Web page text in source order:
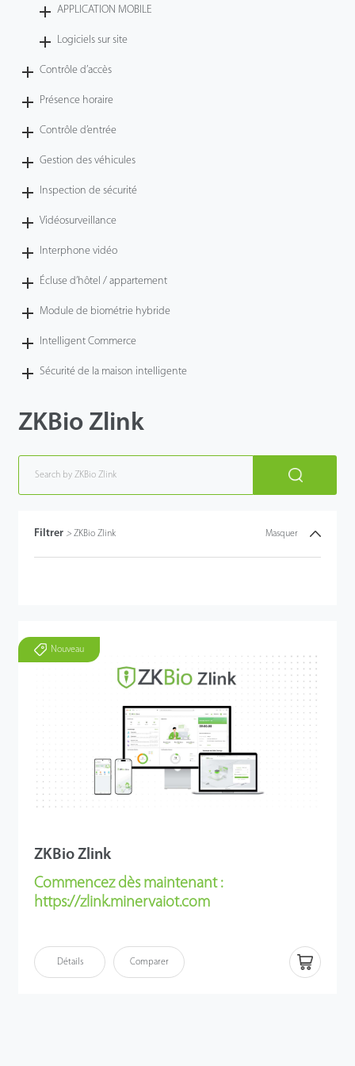
APPLICATION MOBILE
Logiciels sur site
Contrôle d’accès
Présence horaire
Contrôle d’entrée
Gestion des véhicules
Inspection de sécurité
Vidéosurveillance
Interphone vidéo
Écluse d’hôtel / appartement
Module de biométrie hybride
Intelligent Commerce
Sécurité de la maison intelligente
ZKBio Zlink
Filtrer > ZKBio Zlink Masquer
Nouveau
ZKBio Zlink
Commencez dès maintenant :
https://zlink.minervaiot.com
Elle améliore l’efficacité opérationnelle et la connectivité, afin de répondre
à la demande croissante de transformation numérique et de solutions
Détails Comparer